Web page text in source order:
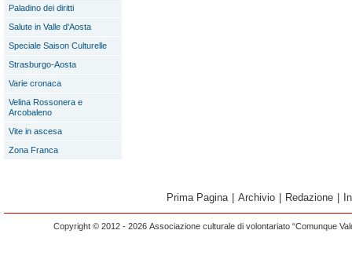
Paladino dei diritti
Salute in Valle d'Aosta
Speciale Saison Culturelle
Strasburgo-Aosta
Varie cronaca
Velina Rossonera e
Arcobaleno
Vite in ascesa
Zona Franca
Prima Pagina Archivio Redazione
Copyright © 2012 - 2026 Associazione culturale di volontariato “Comunque